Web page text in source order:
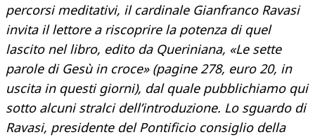
percorsi meditativi, il cardinale Gianfranco Ravasi
invita il lettore a riscoprire la potenza di quel
lascito nel libro, edito da Queriniana, «Le sette
parole di Gesù in croce» (pagine 278, euro 20, in
uscita in questi giorni), dal quale pubblichiamo qui
sotto alcuni stralci dell’introduzione. Lo sguardo di
Ravasi, presidente del Pontificio consiglio della